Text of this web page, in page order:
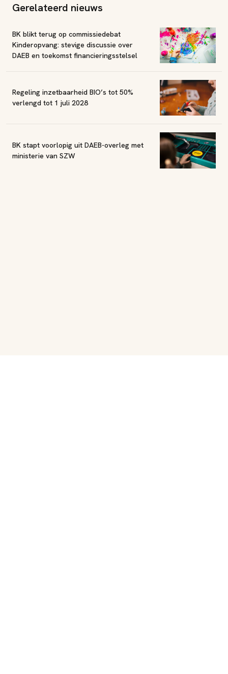
Gerelateerd nieuws
BK blikt terug op commissiedebat
Kinderopvang: stevige discussie over
DAEB en toekomst financieringsstelsel
Regeling inzetbaarheid BIO’s tot 50%
verlengd tot 1 juli 2028
BK stapt voorlopig uit DAEB-overleg met
ministerie van SZW